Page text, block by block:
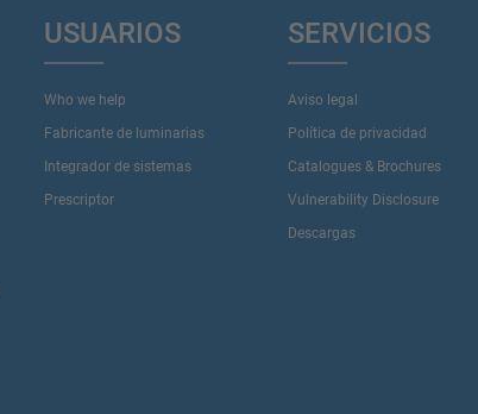
USUARIOS
Who we help
Fabricante de luminarias
Integrador de sistemas
Prescriptor
SERVICIOS
Aviso legal
Política de privacidad
Catalogues & Brochures
Vulnerability Disclosure
Descargas